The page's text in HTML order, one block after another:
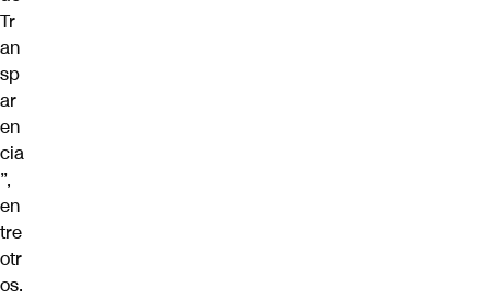
Tr
an
sp
ar
en
cia
”,
en
tre
otr
os.